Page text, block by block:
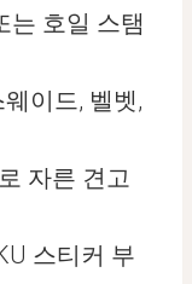
는 호일 스탬
이드, 벨벳,
자른 견고
스티커 부